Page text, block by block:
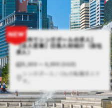
【海外でシンガポールの求人】
【法人営業】日系人材紹介（自社
求人）
5,000 〜 6,000 (SGD)
シンガポール / Cityの転職求人で
す。